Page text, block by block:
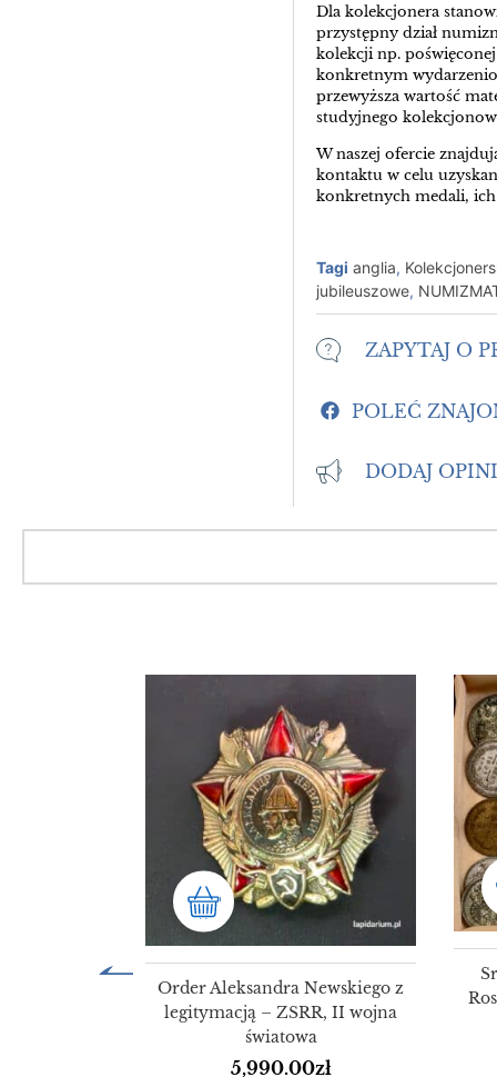
Dla kolekcjonera
przystępny dział
kolekcji np.
konkretnym
przewyższa wartość
studyjnego
W naszej ofercie
kontaktu w celu
konkretnych medali,
Tagi anglia,
jubileuszowe,
ZAPYTAJ O
POLEĆ
DODAJ
Order Aleksandra Newskiego z
legitymacją – ZSRR, II wojna
światowa
5,990.00zł